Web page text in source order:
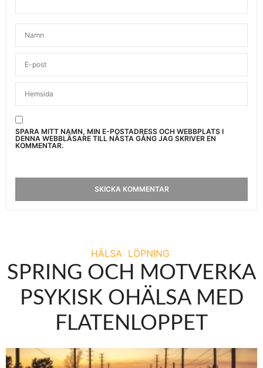
SPARA MITT NAMN, MIN E-POSTADRESS OCH WEBBPLATS I
DENNA WEBBLÄSARE TILL NÄSTA GÅNG JAG SKRIVER EN
KOMMENTAR.
HÄLSA LÖPNING
SPRING OCH MOTVERKA
PSYKISK OHÄLSA MED
FLATENLOPPET